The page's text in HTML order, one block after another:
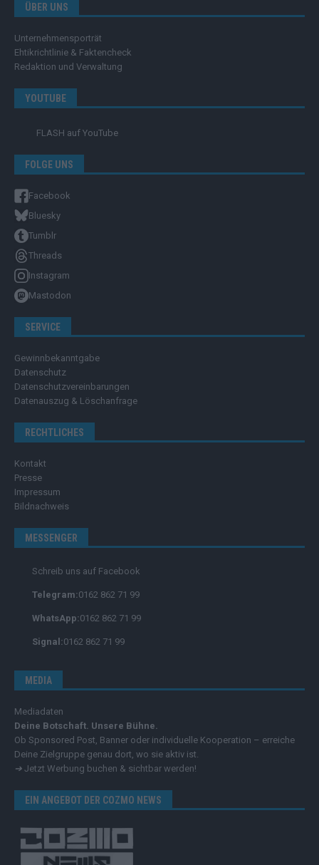
ÜBER UNS
Unternehmensporträt
Ehtikrichtlinie & Faktencheck
Redaktion und Verwaltung
YOUTUBE
FLASH auf YouTube
FOLGE UNS
Facebook
Bluesky
Tumblr
Threads
Instagram
Mastodon
SERVICE
Gewinnbekanntgabe
Datenschutz
Datenschutzvereinbarungen
Datenauszug & Löschanfrage
RECHTLICHES
Kontakt
Presse
Impressum
Bildnachweis
MESSENGER
Schreib uns auf Facebook
Telegram:0162 862 71 99
WhatsApp:0162 862 71 99
Signal:0162 862 71 99
MEDIA
Mediadaten
Deine Botschaft. Unsere Bühne.
Ob Sponsored Post, Banner oder individuelle Kooperation – erreiche
Deine Zielgruppe genau dort, wo sie aktiv ist.
➔ Jetzt Werbung buchen & sichtbar werden!
EIN ANGEBOT DER COZMO NEWS